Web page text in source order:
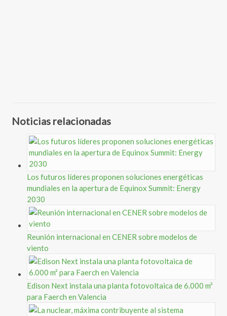
Noticias relacionadas
Los futuros líderes proponen soluciones energéticas
mundiales en la apertura de Equinox Summit: Energy
2030
Reunión internacional en CENER sobre modelos de
viento
Edison Next instala una planta fotovoltaica de 6.000 m²
para Faerch en Valencia